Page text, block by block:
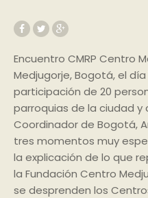
Encuentro CMRP Centro
Medjugorje, Bogotá, el
participación de 20
parroquias de la ciudad y
Coordinador de Bogotá,
tres momentos muy
la explicación de lo que
la Fundación Centro
se desprenden los